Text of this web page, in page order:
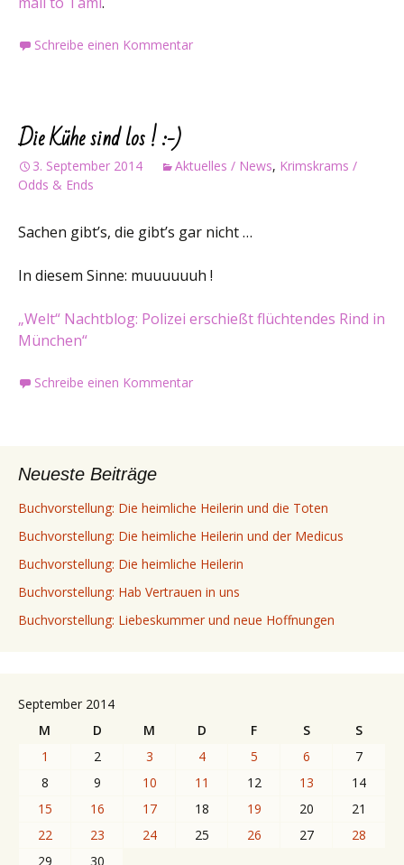
Schreibe einen Kommentar
Die Kühe sind los ! :-)
3. September 2014 Aktuelles / News, Krimskrams /
Odds & Ends
Sachen gibt’s, die gibt’s gar nicht …
In diesem Sinne: muuuuuuh !
„Welt“ Nachtblog: Polizei erschießt flüchtendes Rind in
München“
Schreibe einen Kommentar
Neueste Beiträge
Buchvorstellung: Die heimliche Heilerin und die Toten
Buchvorstellung: Die heimliche Heilerin und der Medicus
Buchvorstellung: Die heimliche Heilerin
Buchvorstellung: Hab Vertrauen in uns
Buchvorstellung: Liebeskummer und neue Hoffnungen
September 2014
M
D M D F S
S
1
2 3 4 5 6
7
8
9 10 11 12 13
14
15
16 17 18 19 20
21
22
23 24 25 26 27
28
29
30